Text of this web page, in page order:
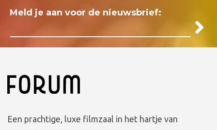
Meld je aan voor de nieuwsbrief:
Een prachtige, luxe filmzaal in het hartje van